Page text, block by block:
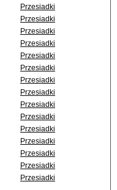
Przesiadki
Przesiadki
Przesiadki
Przesiadki
Przesiadki
Przesiadki
Przesiadki
Przesiadki
Przesiadki
Przesiadki
Przesiadki
Przesiadki
Przesiadki
Przesiadki
Przesiadki